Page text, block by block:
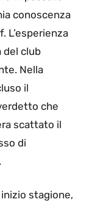
conoscenza
L’esperienza
del club
Nella
il
che
scattato il
di
stagione,